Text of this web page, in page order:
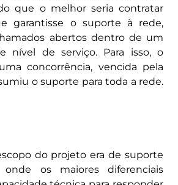
que o melhor seria contratar
garantisse o suporte à rede,
abertos dentro de um
nível de serviço. Para isso, o
concorrência, vencida pela
o suporte para toda a rede.
do projeto era de suporte
os maiores diferenciais